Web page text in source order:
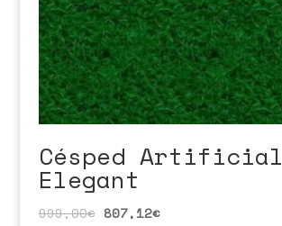
Césped Artificial
Elegant
999,00€ 807,12€